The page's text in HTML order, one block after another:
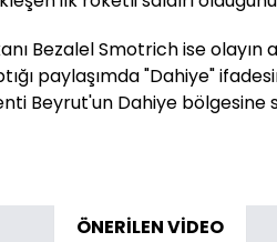
Bezalel Smotrich ise olayın
paylaşımda "Dahiye"
Beyrut'un Dahiye bölgesine
ÖNERİLEN VİDEO